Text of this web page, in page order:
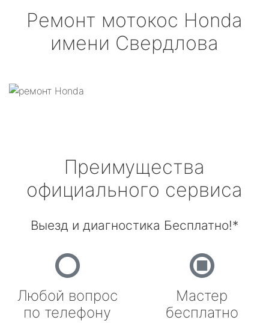
Ремонт мотокос Honda
имени Свердлова
Преимущества
официального сервиса
Выезд и диагностика Бесплатно!*
Любой вопрос
по телефону
Мастер
бесплатно